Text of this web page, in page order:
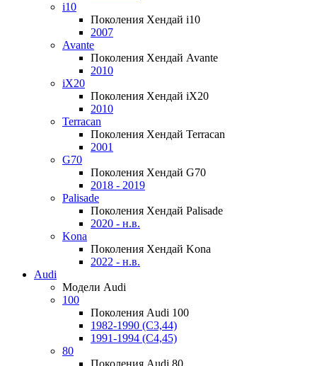
i10
Поколения Хендай i10
2007
Avante
Поколения Хендай Avante
2010
iX20
Поколения Хендай iX20
2010
Terracan
Поколения Хендай Terracan
2001
G70
Поколения Хендай G70
2018 - 2019
Palisade
Поколения Хендай Palisade
2020 - н.в.
Kona
Поколения Хендай Kona
2022 - н.в.
Audi
Модели Audi
100
Поколения Audi 100
1982-1990 (С3,44)
1991-1994 (С4,45)
80
Поколения Audi 80